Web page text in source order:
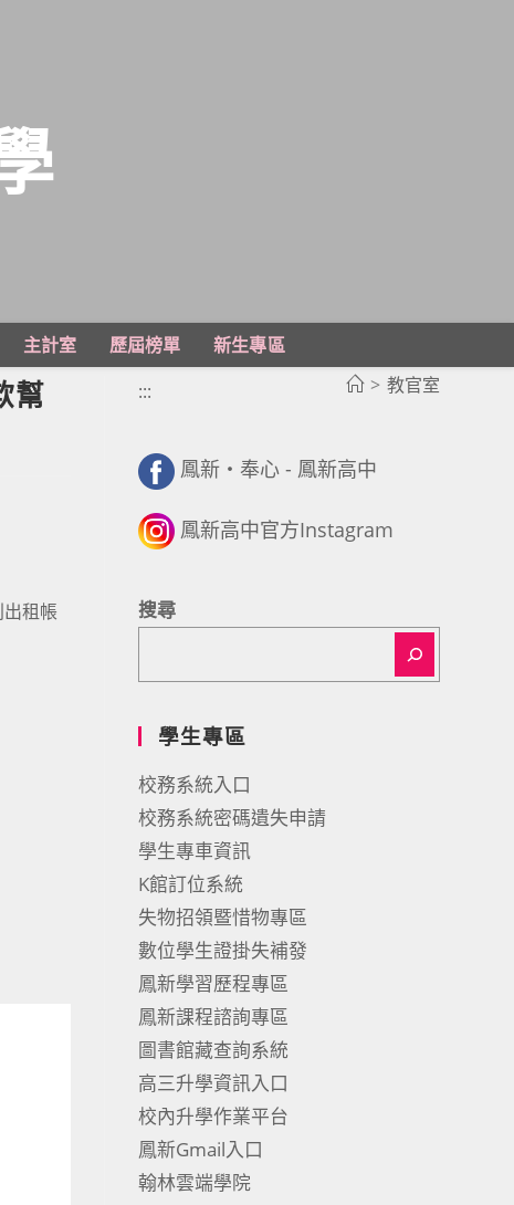
主計室 歷屆榜單
新生專區
> 教官室
幫
租帳
:::
鳳新・奉心 - 鳳新高中
鳳新高中官方Instagram
搜尋
學生專區
校務系統入口
校務系統密碼遺失申請
學生專車資訊
K館訂位系統
失物招領暨惜物專區
數位學生證掛失補發
鳳新學習歷程專區
鳳新課程諮詢專區
圖書館藏查詢系統
高三升學資訊入口
校內升學作業平台
鳳新Gmail入口
翰林雲端學院